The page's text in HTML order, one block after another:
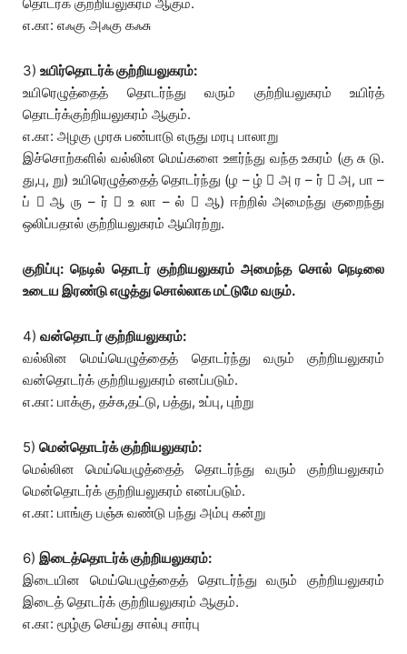
எ.கா: எஃகு அஃகு கஃசு
3) உயிர்தொடர்க் குற்றியலுகரம்:
உயிரெழுத்தைத் தொடர்ந்து வரும் குற்றியலுகரம் உயிர்த்
தொடர்க்குற்றியலுகரம் ஆகும்.
எ.கா: அழகு முரசு பண்பாடு எருது மரபு பாலாறு
இச்சொற்களில் வல்லின மெய்களை ஊர்ந்து வந்த உகரம் (கு சு டு.
து,பு, று) உயிரெழுத்தைத் தொடர்ந்து (ழ – ழ்  அ ர – ர்  அ, பா –
ப்  ஆ ரு – ர்  உ லா – ல்  ஆ) ஈற்றில் அமைந்து குறைந்து
ஒலிப்பதால் குற்றியலுகரம் ஆயிரற்று.
குறிப்பு: நெடில் தொடர் குற்றியலுகரம் அமைந்த சொல் நெடிலை
உடைய இரண்டு எழுத்து சொல்லாக மட்டுமே வரும்.
4) வன்தொடர் குற்றியலுகரம்:
வல்லின மெய்யெழுத்தைத் தொடர்ந்து வரும் குற்றியலுகரம்
வன்தொடர்க் குற்றியலுகரம் எனப்படும்.
எ.கா: பாக்கு, தச்சு,தட்டு, பத்து, உப்பு, புற்று
5) மென்தொடர்க் குற்றியலுகரம்:
மெல்லின மெய்யெழுத்தைத் தொடர்ந்து வரும் குற்றியலுகரம்
மென்தொடர்க் குற்றியலுகரம் எனப்படும்.
எ.கா: பாங்கு பஞ்சு வண்டு பந்து அம்பு கன்று
6) இடைத்தொடர்க் குற்றியலுகரம்:
இடையின மெய்யெழுத்தைத் தொடர்ந்து வரும் குற்றியலுகரம்
இடைத் தொடர்க் குற்றியலுகரம் ஆகும்.
எ.கா: மூழ்கு செய்து சால்பு சார்பு